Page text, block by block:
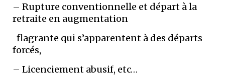
– Rupture conventionnelle et départ à la
retraite en augmentation
flagrante qui s’apparentent à des départs
forcés,
– Licenciement abusif, etc…